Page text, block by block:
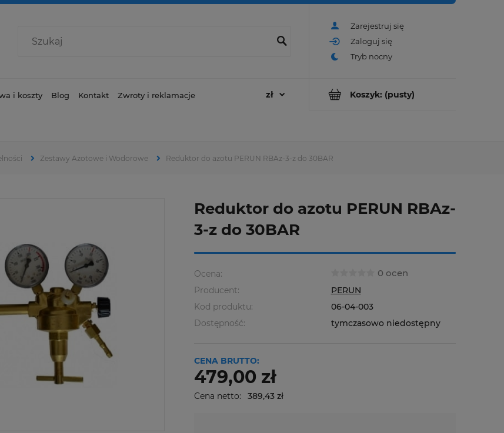
Zarejestruj się
Zaloguj się
Koszyk: (pusty)
i koszty Blog Kontakt Zwroty i reklamacje
Zestawy Azotowe i Wodorowe Reduktor do azotu PERUN RBAz-3-z do 30BAR
Reduktor do azotu PERUN RBAz-
3-z do 30BAR
Ocena: 0 ocen
Producent:
PERUN
Kod produktu:
06-04-003
Dostępność:
tymczasowo niedostępny
CENA BRUTTO:
479,00 zł
Cena netto: 389,43 zł